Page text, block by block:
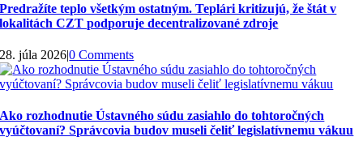
Predražíte teplo všetkým ostatným. Teplári kritizujú, že štát v
lokalitách CZT podporuje decentralizované zdroje
28. júla 2026|0 Comments
Ako rozhodnutie Ústavného súdu zasiahlo do tohtoročných
vyúčtovaní? Správcovia budov museli čeliť legislatívnemu vákuu